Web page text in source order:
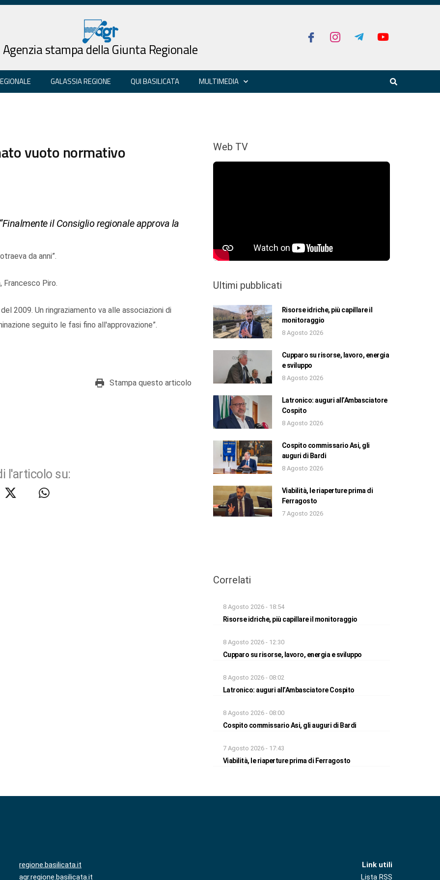
Agenzia stampa della Giunta Regionale
GALASSIA REGIONE QUI BASILICATA MULTIMEDIA
vuoto normativo
il Consiglio regionale approva la
da anni”.
Francesco Piro.
2009. Un ringraziamento va alle associazioni di
seguito le fasi fino all'approvazione”.
Stampa questo articolo
l'articolo su:
Web TV
Ultimi pubblicati
Risorse idriche, più capillare il
monitoraggio
8 Agosto 2026
Cupparo su risorse, lavoro, energia
e sviluppo
8 Agosto 2026
Latronico: auguri all’Ambasciatore
Cospito
8 Agosto 2026
Cospito commissario Asi, gli
auguri di Bardi
8 Agosto 2026
Viabilità, le riaperture prima di
Ferragosto
7 Agosto 2026
Correlati
8 Agosto 2026 - 18:54
Risorse idriche, più capillare il monitoraggio
8 Agosto 2026 - 12:30
Cupparo su risorse, lavoro, energia e sviluppo
8 Agosto 2026 - 08:02
Latronico: auguri all’Ambasciatore Cospito
8 Agosto 2026 - 08:00
Cospito commissario Asi, gli auguri di Bardi
7 Agosto 2026 - 17:43
Viabilità, le riaperture prima di Ferragosto
regione.basilicata.it
agr.regione.basilicata.it
Link utili
Lista RSS